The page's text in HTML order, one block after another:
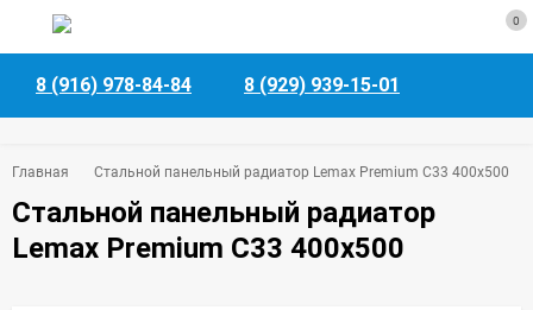
0
8 (916) 978-84-84 8 (929) 939-15-01
Главная Стальной панельный радиатор Lemax Premium C33 400х500
Стальной панельный радиатор
Lemax Premium C33 400х500